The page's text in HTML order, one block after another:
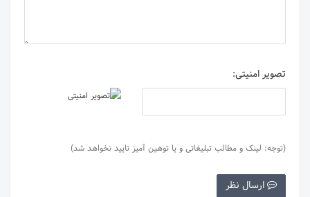
تصویر امنیتی:
(توجه: لینک و مطالب تبلیغاتی و یا توهین آمیز تایید نخواهد شد)